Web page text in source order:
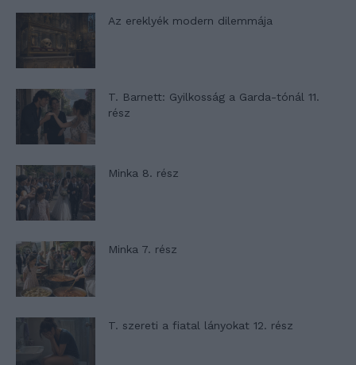
Az ereklyék modern dilemmája
T. Barnett: Gyilkosság a Garda-tónál 11.
rész
Minka 8. rész
Minka 7. rész
T. szereti a fiatal lányokat 12. rész